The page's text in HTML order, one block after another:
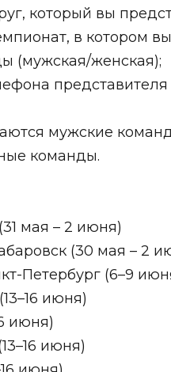
который вы
в котором
(мужская/женская);
мужские
команды.
мая – 2 июня)
(30 мая – 2
Петербург (6–9
июня)
июня)
июня)